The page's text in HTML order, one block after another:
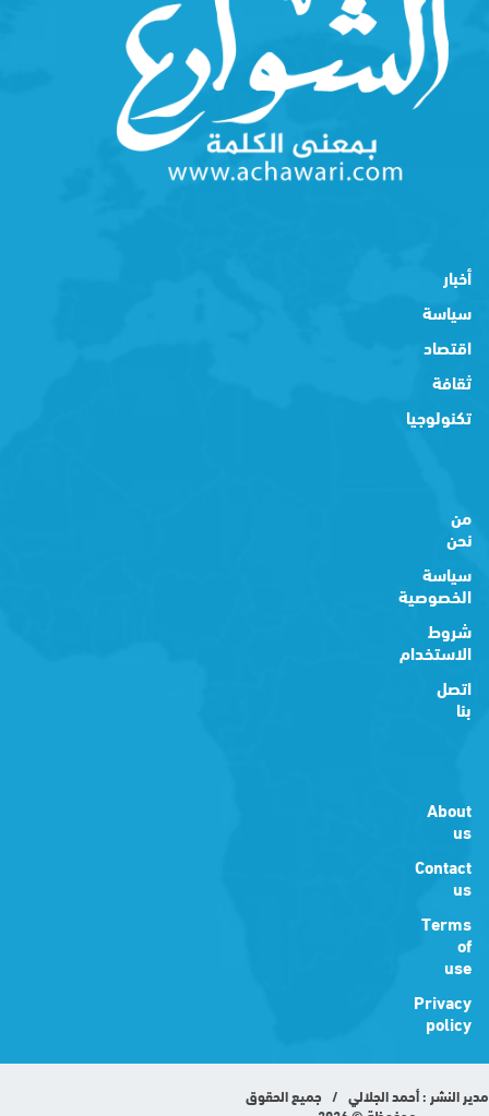
أخبار
سياسة
اقتصاد
ثقافة
تكنولوجيا
من
نحن
سياسة
الخصوصية
شروط
الاستخدام
اتصل
بنا
About
us
Contact
us
Terms
of
use
Privacy
policy
مدير النشر : أحمد الجلالي / جميع الحقوق